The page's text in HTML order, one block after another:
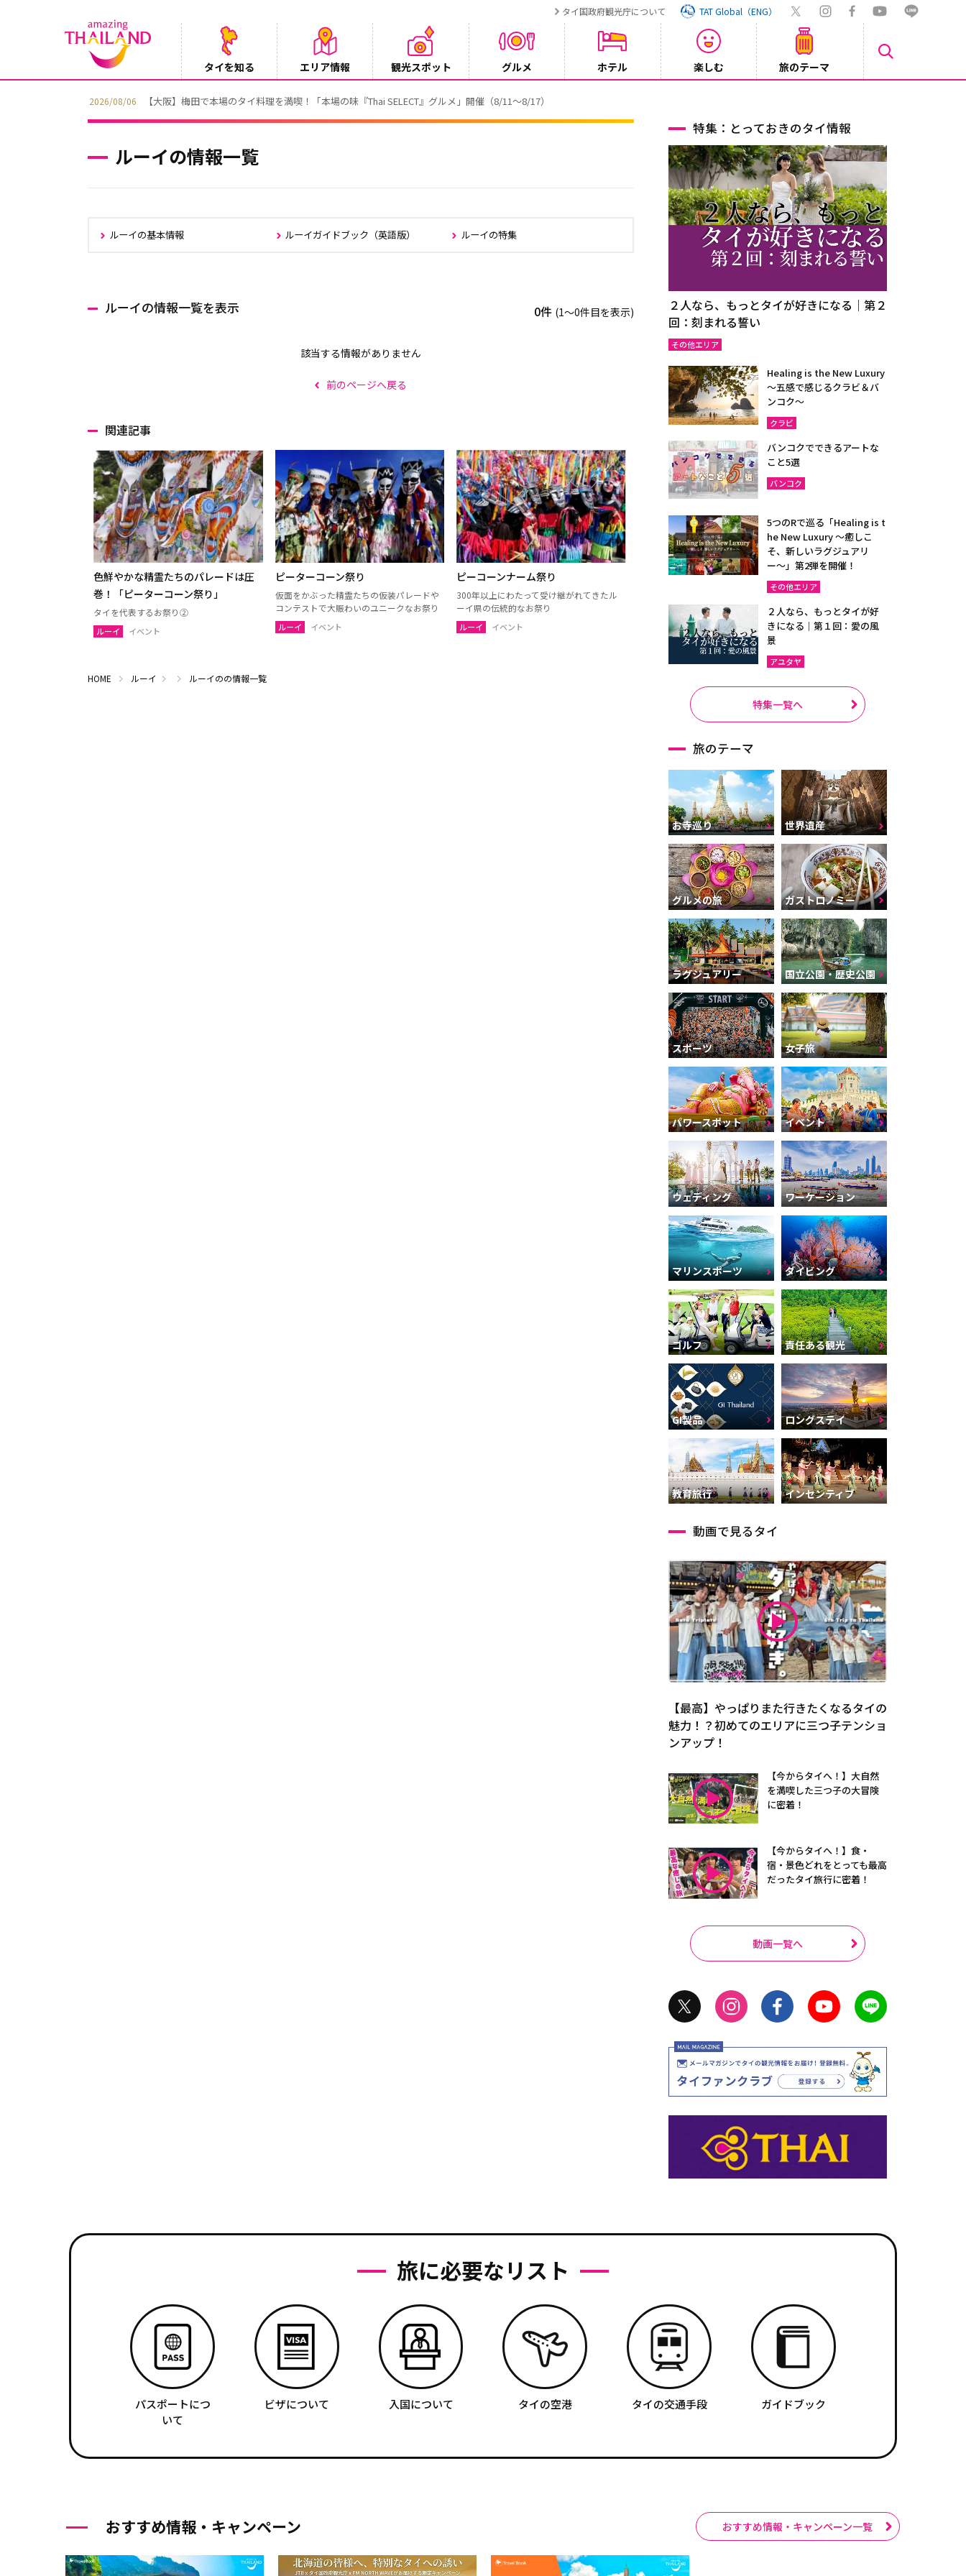
タイ国政府観光庁について TAT Global（ENG）
タイを知る エリア情報 観光スポット グルメ ホテル 楽しむ 旅のテーマ
2026/08/05 【テレビ】NHK『世界ふれあい街歩き』でタイ・プーケットが紹介されます
ルーイの情報一覧
ルーイの基本情報 ルーイガイドブック（英語版） ルーイの特集
ルーイの情報一覧を表示 0件 (1〜0件目を表示)
該当する情報がありません
前のページへ戻る
関連記事
色鮮やかな精霊たちのパレードは圧
巻！「ピーターコーン祭り」
タイを代表するお祭り②
ルーイ イベント
ピーターコーン祭り
仮面をかぶった精霊たちの仮装パレードや
コンテストで大賑わいのユニークなお祭り
ルーイ イベント
ピーコーンナーム祭り
300年以上にわたって受け継がれてきたル
ーイ県の伝統的なお祭り
ルーイ イベント
HOME ルーイ ルーイのの情報一覧
特集：とっておきのタイ情報
２人なら、もっとタイが好きになる｜第２
回：刻まれる誓い
その他エリア
Healing is the New Luxury
～五感で感じるクラビ＆バ
ンコク～
クラビ
バンコクでできるアートな
こと5選
バンコク
5つのRで巡る「Healing is t
he New Luxury ～癒しこ
そ、新しいラグジュアリ
ー〜」第2弾を開催！
その他エリア
２人なら、もっとタイが好
きになる｜第１回：愛の風
景
アユタヤ
特集一覧へ
旅のテーマ
お寺巡り 世界遺産
グルメの旅 ガストロノミー
ラグジュアリー 国立公園・歴史公園
スポーツ 女子旅
パワースポット イベント
ウェディング ワーケーション
マリンスポーツ ダイビング
ゴルフ 責任ある観光
GI製品 ロングステイ
教育旅行 インセンティブ
動画で見るタイ
【最高】やっぱりまた行きたくなるタイの
魅力！？初めてのエリアに三つ子テンショ
ンアップ！
【今からタイへ！】大自然
を満喫した三つ子の大冒険
に密着！
【今からタイへ！】食・
宿・景色どれをとっても最高
だったタイ旅行に密着！
動画一覧へ
旅に必要なリスト
パスポートにつ
いて
ビザについて 入国について タイの空港 タイの交通手段 ガイドブック
おすすめ情報・キャンペーン おすすめ情報・キャンペーン一覧